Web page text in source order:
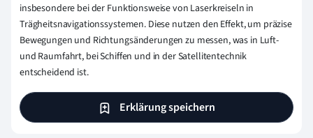
insbesondere bei der Funktionsweise von Laserkreiseln in
Trägheitsnavigationssystemen. Diese nutzen den Effekt, um präzise
Bewegungen und Richtungsänderungen zu messen, was in Luft-
und Raumfahrt, bei Schiffen und in der Satellitentechnik
entscheidend ist.
Erklärung speichern